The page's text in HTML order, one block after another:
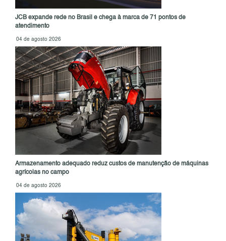
JCB expande rede no Brasil e chega à marca de 71 pontos de
atendimento
04 de agosto 2026
Armazenamento adequado reduz custos de manutenção de máquinas
agrícolas no campo
04 de agosto 2026